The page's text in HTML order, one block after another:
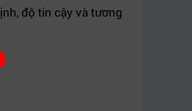
độ tin cậy và tương